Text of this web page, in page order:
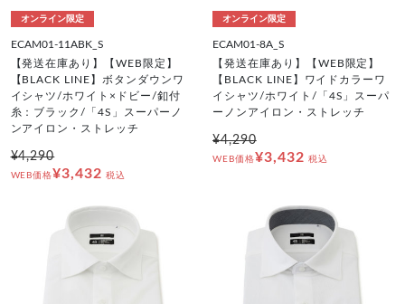
オンライン限定
ECAM01-11ABK_S
【発送在庫あり】【WEB限定】
【BLACK LINE】ボタンダウンワ
イシャツ/ホワイト×ドビー/釦付
糸：ブラック/「4S」スーパーノ
ンアイロン・ストレッチ
¥4,290
WEB価格¥3,432 税込
オンライン限定
ECAM01-8A_S
【発送在庫あり】【WEB限定】
【BLACK LINE】ワイドカラーワ
イシャツ/ホワイト/「4S」スーパ
ーノンアイロン・ストレッチ
¥4,290
WEB価格¥3,432 税込